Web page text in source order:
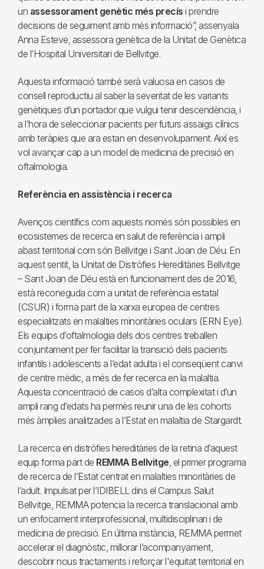
un assessorament genètic més precís i prendre
decisions de seguiment amb més informació”, assenyala
Anna Esteve, assessora genètica de la Unitat de Genètica
de l’Hospital Universitari de Bellvitge.
Aquesta informació també serà valuosa en casos de
consell reproductiu al saber la severitat de les variants
genètiques d’un portador que vulgui tenir descendència, i
a l’hora de seleccionar pacients per futurs assaigs clínics
amb teràpies que ara estan en desenvolupament. Així es
vol avançar cap a un model de medicina de precisió en
oftalmologia.
Referència en assistència i recerca
Avenços científics com aquests només són possibles en
ecosistemes de recerca en salut de referència i ampli
abast territorial com són Bellvitge i Sant Joan de Déu. En
aquest sentit, la Unitat de Distròfies Hereditàries Bellvitge
– Sant Joan de Déu està en funcionament des de 2016,
està reconeguda com a unitat de referència estatal
(CSUR) i forma part de la xarxa europea de centres
especialitzats en malalties minoritàries oculars (ERN Eye).
Els equips d’oftalmologia dels dos centres treballen
conjuntament per fer facilitar la transició dels pacients
infantils i adolescents a l’edat adulta i el conseqüent canvi
de centre mèdic, a més de fer recerca en la malaltia.
Aquesta concentració de casos d’alta complexitat i d’un
ampli rang d’edats ha permès reunir una de les cohorts
més àmplies analitzades a l’Estat en malaltia de Stargardt.
La recerca en distròfies hereditàries de la retina d’aquest
equip forma part de REMMA Bellvitge, el primer programa
de recerca de l’Estat centrat en malalties minoritàries de
l’adult. Impulsat per l’IDIBELL dins el Campus Salut
Bellvitge, REMMA potencia la recerca translacional amb
un enfocament interprofessional, multidisciplinari i de
medicina de precisió. En última instància, REMMA permet
accelerar el diagnòstic, millorar l’acompanyament,
descobrir nous tractaments i reforçar l'equitat territorial en